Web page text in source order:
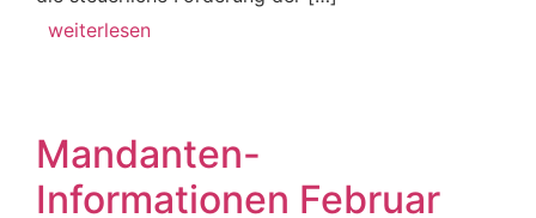
weiterlesen
Mandanten-
Informationen Februar